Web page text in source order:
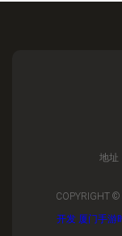
地址
COPYRIGHT
开发 厦门手游